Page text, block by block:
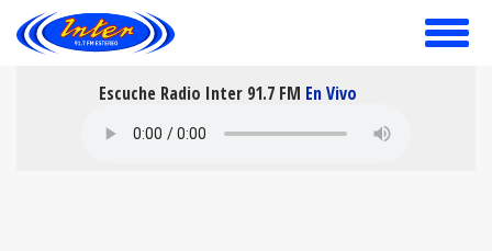
toggle
Escuche Radio Inter 91.7 FM En Vivo